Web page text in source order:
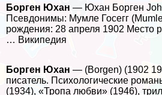
Борген Юхан — Юхан Борген
Псевдонимы: Мумле Госегг
рождения: 28 апреля 1902 Место
… Википедия
Борген Юхан — (Borgen) (1902
писатель. Психологические
(1934), «Тропа любви» (1946),